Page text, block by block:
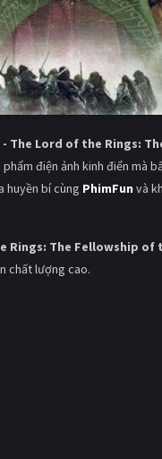
- The Lord of the Rings:
điện ảnh kinh điển mà
huyền bí cùng PhimFun và
Rings: The Fellowship of
chất lượng cao.